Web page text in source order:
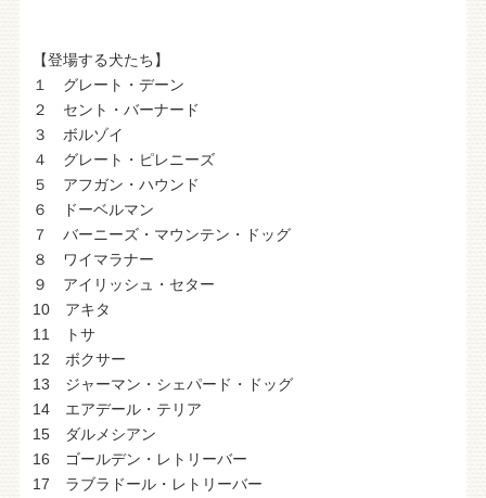
【登場する犬たち】
１ グレート・デーン
２ セント・バーナード
３ ボルゾイ
４ グレート・ピレニーズ
５ アフガン・ハウンド
６ ドーベルマン
７ バーニーズ・マウンテン・ドッグ
８ ワイマラナー
９ アイリッシュ・セター
10 アキタ
11 トサ
12 ボクサー
13 ジャーマン・シェパード・ドッグ
14 エアデール・テリア
15 ダルメシアン
16 ゴールデン・レトリーバー
17 ラブラドール・レトリーバー